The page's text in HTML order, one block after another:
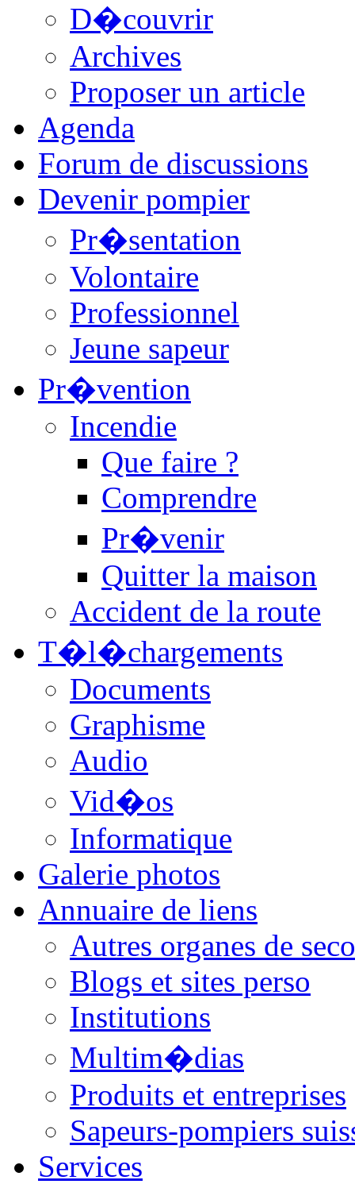
D�couvrir
Archives
Proposer un article
Agenda
Forum de discussions
Devenir pompier
Pr�sentation
Volontaire
Professionnel
Jeune sapeur
Pr�vention
Incendie
Que faire ?
Comprendre
Pr�venir
Quitter la maison
Accident de la route
T�l�chargements
Documents
Graphisme
Audio
Vid�os
Informatique
Galerie photos
Annuaire de liens
Autres organes de
Blogs et sites perso
Institutions
Multim�dias
Produits et entreprises
Sapeurs-pompiers
Services